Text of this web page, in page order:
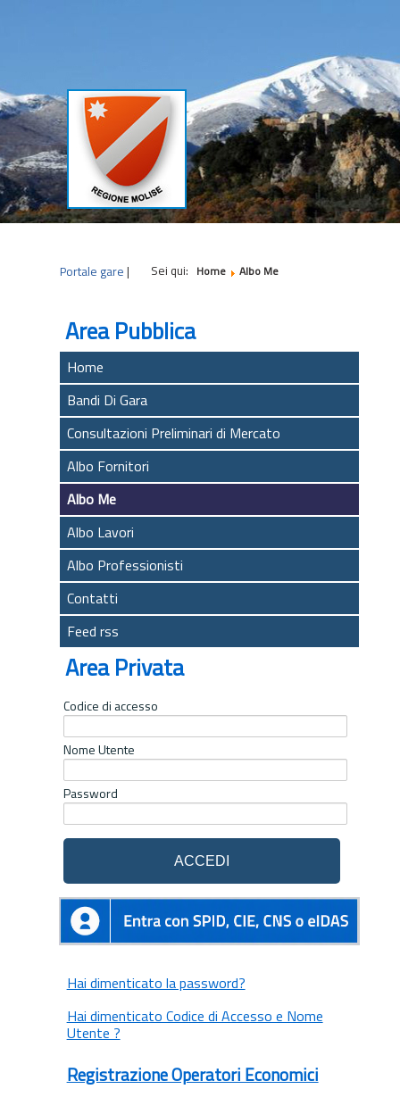
Portale gare | Sei qui: Home Albo Me
Area Pubblica
Home
Bandi Di Gara
Consultazioni Preliminari di Mercato
Albo Fornitori
Albo Me
Albo Lavori
Albo Professionisti
Contatti
Feed rss
Area Privata
Codice di accesso
Nome Utente
Password
Hai dimenticato la password?
Hai dimenticato Codice di Accesso e Nome
Utente ?
Registrazione Operatori Economici